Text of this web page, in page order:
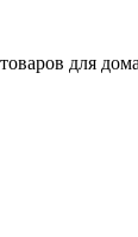
для дома